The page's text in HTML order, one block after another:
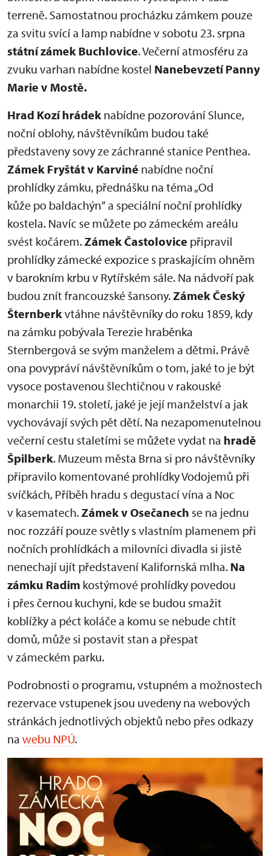
terreně. Samostatnou procházku zámkem pouze
za svitu svící a lamp nabídne v sobotu 23. srpna
státní zámek Buchlovice. Večerní atmosféru za
zvuku varhan nabídne kostel Nanebevzetí Panny
Marie v Mostě.
Hrad Kozí hrádek nabídne pozorování Slunce,
noční oblohy, návštěvníkům budou také
představeny sovy ze záchranné stanice Penthea.
Zámek Fryštát v Karviné nabídne noční
prohlídky zámku, přednášku na téma „Od
kůže po baldachýn“ a speciální noční prohlídky
kostela. Navíc se můžete po zámeckém areálu
svést kočárem.Zámek Častolovice připravil
prohlídky zámecké expozice s praskajícím ohněm
v barokním krbu v Rytířském sále. Na nádvoří pak
budou znít francouzské šansony.Zámek Český
Šternberkvtáhne návštěvníky do roku 1859, kdy
na zámku pobývala Terezie hraběnka
Sternbergová se svým manželem a dětmi. Právě
ona povypráví návštěvníkům o tom, jaké to je být
vysoce postavenou šlechtičnou v rakouské
monarchii 19. století, jaké je její manželství a jak
vychovávají svých pět dětí. Na nezapomenutelnou
večerní cestu staletími se můžete vydat na hradě
Špilberk. Muzeum města Brna si pro návštěvníky
připravilo komentované prohlídky Vodojemů při
svíčkách, Příběh hradu s degustací vína a Noc
v kasematech.Zámek v Osečanech se na jednu
noc rozzáří pouze světly s vlastním plamenem při
nočních prohlídkách a milovníci divadla si jistě
nenechají ujít představení Kalifornská mlha. Na
zámku Radim kostýmové prohlídky povedou
i přes černou kuchyni, kde se budou smažit
koblížky a péct koláče a komu se nebude chtít
domů, může si postavit stan a přespat
v zámeckém parku.
Podrobnosti o programu, vstupném a možnostech
rezervace vstupenek jsou uvedeny na webových
stránkách jednotlivých objektů nebo přes odkazy
na webu NPÚ.